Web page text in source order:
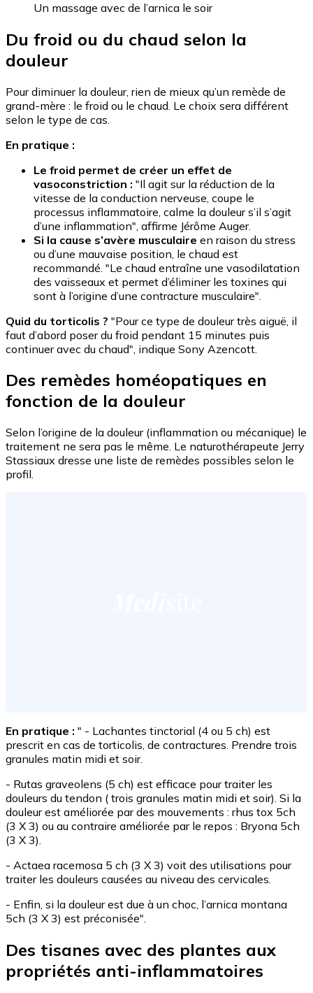
Un massage avec de l’arnica le soir
Du froid ou du chaud selon la
douleur
Pour diminuer la douleur, rien de mieux qu’un remède de
grand-mère : le froid ou le chaud. Le choix sera différent
selon le type de cas.
En pratique :
Le froid permet de créer un effet de
vasoconstriction : "Il agit sur la réduction de la
vitesse de la conduction nerveuse, coupe le
processus inflammatoire, calme la douleur s’il s’agit
d’une inflammation", affirme Jérôme Auger.
Si la cause s’avère musculaire en raison du stress
ou d’une mauvaise position, le chaud est
recommandé. "Le chaud entraîne une vasodilatation
des vaisseaux et permet d’éliminer les toxines qui
sont à l’origine d’une contracture musculaire".
Quid du torticolis ? "Pour ce type de douleur très aiguë, il
faut d’abord poser du froid pendant 15 minutes puis
continuer avec du chaud", indique Sony Azencott.
Des remèdes homéopatiques en
fonction de la douleur
Selon l’origine de la douleur (inflammation ou mécanique) le
traitement ne sera pas le même. Le naturothérapeute Jerry
Stassiaux dresse une liste de remèdes possibles selon le
profil.
En pratique : " - Lachantes tinctorial (4 ou 5 ch) est
prescrit en cas de torticolis, de contractures. Prendre trois
granules matin midi et soir.
- Rutas graveolens (5 ch) est efficace pour traiter les
douleurs du tendon ( trois granules matin midi et soir). Si la
douleur est améliorée par des mouvements : rhus tox 5ch
(3 X 3) ou au contraire améliorée par le repos : Bryona 5ch
(3 X 3).
- Actaea racemosa 5 ch (3 X 3) voit des utilisations pour
traiter les douleurs causées au niveau des cervicales.
- Enfin, si la douleur est due à un choc, l’arnica montana
5ch (3 X 3) est préconisée".
Des tisanes avec des plantes aux
propriétés anti-inflammatoires